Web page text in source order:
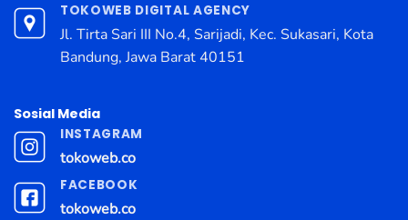
TOKOWEB DIGITAL AGENCY
Jl. Tirta Sari III No.4, Sarijadi, Kec. Sukasari, Kota
Bandung, Jawa Barat 40151
Sosial Media
INSTAGRAM
tokoweb.co
FACEBOOK
tokoweb.co